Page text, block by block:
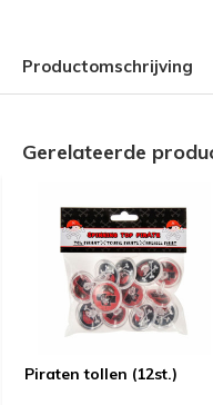
Productomschrijving
Gerelateerde
Piraten tollen (12st.)